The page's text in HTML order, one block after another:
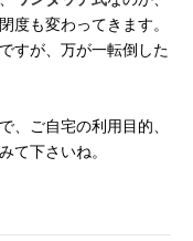
度も変わってきます。
すが、万が一転倒した
、ご自宅の利用目的、
て下さいね。